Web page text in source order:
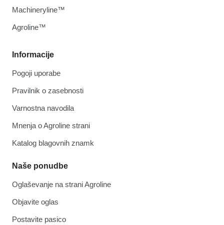
Informacije
Pogoji uporabe
Pravilnik o zasebnosti
Varnostna navodila
Mnenja o Agroline strani
Katalog blagovnih znamk
Naše ponudbe
Oglaševanje na strani Agroline
Objavite oglas
Postavite pasico
Machineryline™
Agroline™